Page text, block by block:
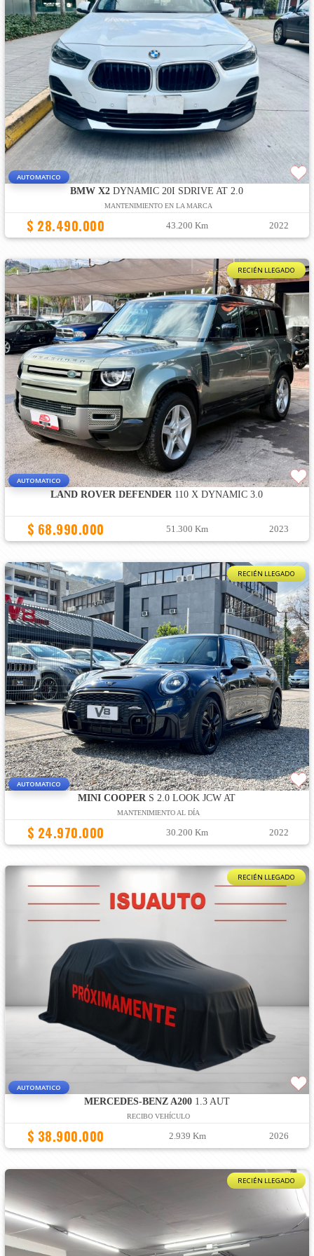
AUTOMATICO
BMW X2 DYNAMIC 20I SDRIVE AT 2.0
MANTENIMIENTO EN LA MARCA
$ 28.490.000 43.200 Km 2022
RECIÉN LLEGADO
AUTOMATICO
LAND ROVER DEFENDER110 X DYNAMIC 3.0
$ 68.990.000 51.300 Km 2023
RECIÉN LLEGADO
AUTOMATICO
MINI COOPER S 2.0 LOOK JCW AT
MANTENIMIENTO AL DÍA
$ 24.970.000 30.200 Km 2022
RECIÉN LLEGADO
AUTOMATICO
MERCEDES-BENZ A2001.3 AUT
RECIBO VEHÍCULO
$ 38.900.000 2.939 Km 2026
RECIÉN LLEGADO